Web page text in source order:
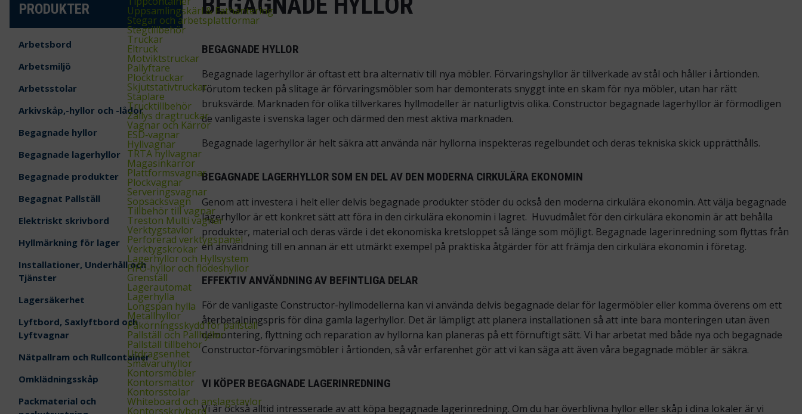
Uppsamlingskärl & Fathantering
Stegar och arbetsplattformar
Stegtillbehör
Truckar
Eltruck
Motviktstruckar
Pallyftare
Plocktruckar
Skjutstativtruckar
Staplare
Trucktillbehör
Zallys dragtruckar
Vagnar och Kärror
ESD‑vagnar
Hyllvagnar
TRTA hyllvagnar
Magasinkärror
Plattformsvagnar
Plockvagnar
Serveringsvagnar
Sopsäcksvagn
Tillbehör till vagnar
Treston Multi vagnar
Verktygstavlor
Perforerad verktygspanel
Verktygskrokar
Lagerhyllor och Hyllsystem
FIFO‑hyllor och flödeshyllor
Grenställ
Lagerautomat
Lagerhylla
Longspan hylla
Metallhyllor
Påkörningsskydd för pallställ
Pallställ och Pallhyllor
Pallställ tillbehör
Utdragsenhet
Småvaruhyllor
Kontorsmöbler
Kontorsmattor
Kontorsstolar
Whiteboard och anslagstavlor
Kontorsskrivbord
PRODUKTER
Arbetsbord
Arbetsmiljö
Arbetsstolar
Arkivskåp,-hyllor och -lådor
Begagnade hyllor
Begagnade lagerhyllor
Begagnade produkter
Begagnat Pallställ
Elektriskt skrivbord
Hyllmärkning för lager
Installationer, Underhåll och
Tjänster
Lagersäkerhet
Lyftbord, Saxlyftbord och
Lyftvagnar
Nätpallram och Rullcontainer
Omklädningsskåp
Packmaterial och
BEGAGNADE HYLLOR
Begagnade lagerhyllor är oftast ett bra alternativ till nya möbler. Förvaringshyllor är tillverkade av stål och håller i årtionden.
Förutom tecken på slitage är förvaringsmöbler som har demonterats snyggt inte en skam för nya möbler, utan har rätt
bruksvärde. Marknaden för olika tillverkares hyllmodeller är naturligtvis olika. Constructor begagnade lagerhyllor är förmodligen
de vanligaste i svenska lager och därmed den mest aktiva marknaden.
Begagnade lagerhyllor är helt säkra att använda när hyllorna inspekteras regelbundet och deras tekniska skick upprätthålls.
BEGAGNADE LAGERHYLLOR SOM EN DEL AV DEN MODERNA CIRKULÄRA EKONOMIN
Genom att investera i helt eller delvis begagnade produkter stöder du också den moderna cirkulära ekonomin. Att välja begagnade
lagerhyllor är ett konkret sätt att föra in den cirkulära ekonomin i lagret. Huvudmålet för den cirkulära ekonomin är att behålla
produkter, material och deras värde i det ekonomiska kretsloppet så länge som möjligt. Begagnade lagerinredning som flyttas från
en användning till en annan är ett utmärkt exempel på praktiska åtgärder för att främja den cirkulära ekonomin i företag.
EFFEKTIV ANVÄNDNING AV BEFINTLIGA DELAR
För de vanligaste Constructor-hyllmodellerna kan vi använda delvis begagnade delar för lagermöbler eller komma överens om ett
återbetalningspris för dina gamla lagerhyllor. Det är lämpligt att planera installationen så att inte bara monteringen utan även
demontering, flyttning och reparation av hyllorna kan planeras på ett förnuftigt sätt. Vi har arbetat med både nya och begagnade
Constructor-förvaringsmöbler i årtionden, så vår erfarenhet gör att vi kan säga att även våra begagnade möbler är säkra.
VI KÖPER BEGAGNADE LAGERINREDNING
Vi är också alltid intresserade av att köpa begagnade lagerinredning. Om du har överblivna hyllor eller skåp i dina lokaler är vi